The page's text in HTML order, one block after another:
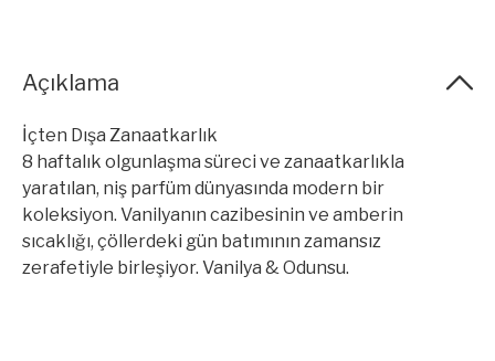
Açıklama
İçten Dışa Zanaatkarlık
8 haftalık olgunlaşma süreci ve zanaatkarlıkla
yaratılan, niş parfüm dünyasında modern bir
koleksiyon. Vanilyanın cazibesinin ve amberin
sıcaklığı, çöllerdeki gün batımının zamansız
zerafetiyle birleşiyor. Vanilya & Odunsu.